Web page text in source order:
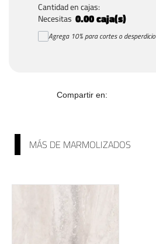
Cantidad en cajas:
Necesitas 0.00caja(s)
Agrega 10% para cortes o desperdicio
Compartir en:
MÁS DE MARMOLIZADOS